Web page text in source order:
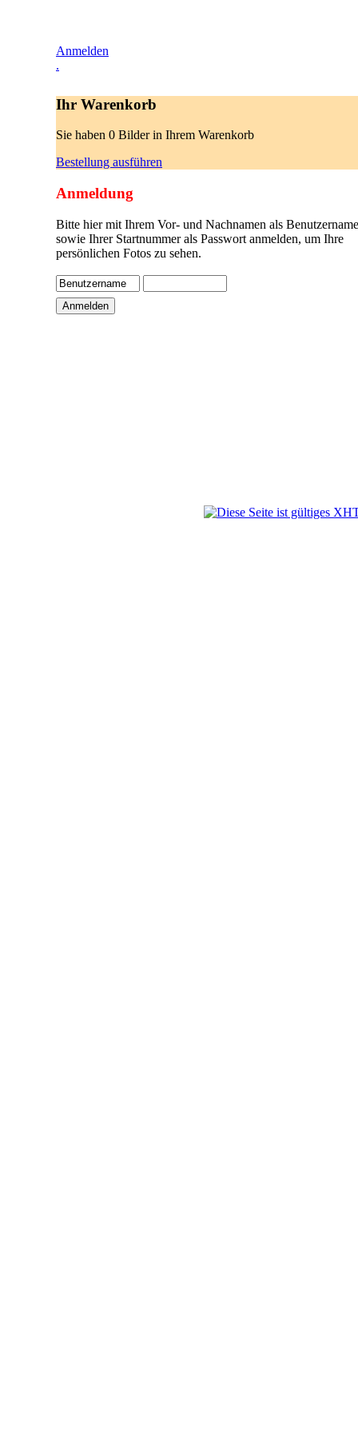
Anmelden
.
Ihr Warenkorb
Sie haben 0 Bilder in Ihrem Warenkorb
Bestellung ausführen
Anmeldung
Bitte hier mit Ihrem Vor- und Nachnamen als
sowie Ihrer Startnummer als Passwort anmelden, um Ihre
persönlichen Fotos zu sehen.